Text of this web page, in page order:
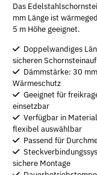
Das
mm Länge ist
5 m Höhe geeignet.
Doppelwandiges
sicheren
Dämmstärke: 30
Wärmeschutz
Geeignet für
einsetzbar
Verfügbar in
flexibel auswählbar
Passend für
sichere Montage